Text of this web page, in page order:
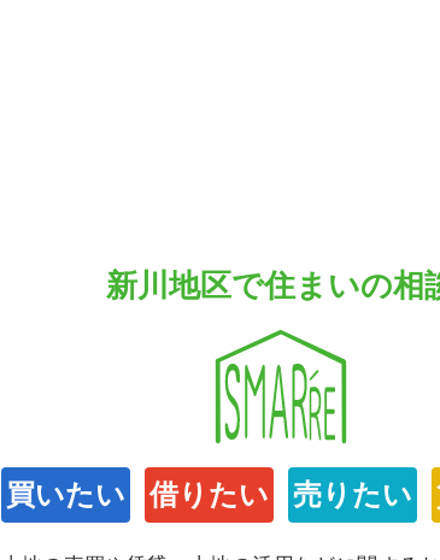
新川地区で住まいの相
買いたい 借りたい 売りたい